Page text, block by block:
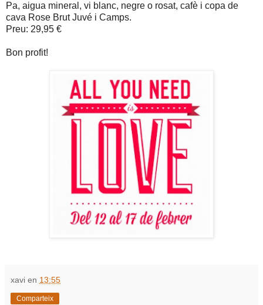
Pa, aigua mineral, vi blanc, negre o rosat, cafè i copa de
cava Rose Brut Juvé i Camps.
Preu: 29,95 €
Bon profit!
xavi en 13:55
Comparteix